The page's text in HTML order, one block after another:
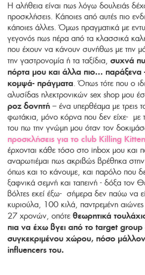
Η αλήθεια είναι πως λόγω δουλειάς
προσκλήσεις. Κάποιες από αυτές πιο
κάποιες άλλες. Όμως πραγματικά με
γεγονός πως πέρα από τα κλασσικά
που έχουν να κάνουν συνήθως με την
την γαστρονομία ή τα ταξίδια, συχνά
πόρτα μου και άλλα πιο… παράξενα
κομψά- πράγματα. Όπως τότε που ο
αλυσίδας ηλεκτρονικών sex shop μου
ροζ δονητή – ένα υπερθέαμα με τρεις
φωτάκια, μόνο κόρνα που δεν είχε- με
του πω την γνώμη μου όταν τον
προσκλήσεις για το club Killing
έρχονται κάθε τόσο στο inbox μου και
αναρωτιέμαι πως ακριβώς βρέθηκα στην
όπως και το κάνουμε, και παρόλο που
ξαφνικά σεμνή και ταπεινή - δόξα τον
βόλτες εκεί έξω- σήμερα δεν παύω να
κυριούλα, 100 κιλά, παντρεμένη
27 χρονών, οπότε θεωρητικά
πια να έχω βγει από το target group
συγκεκριμένου χώρου, πόσο
influencers του.